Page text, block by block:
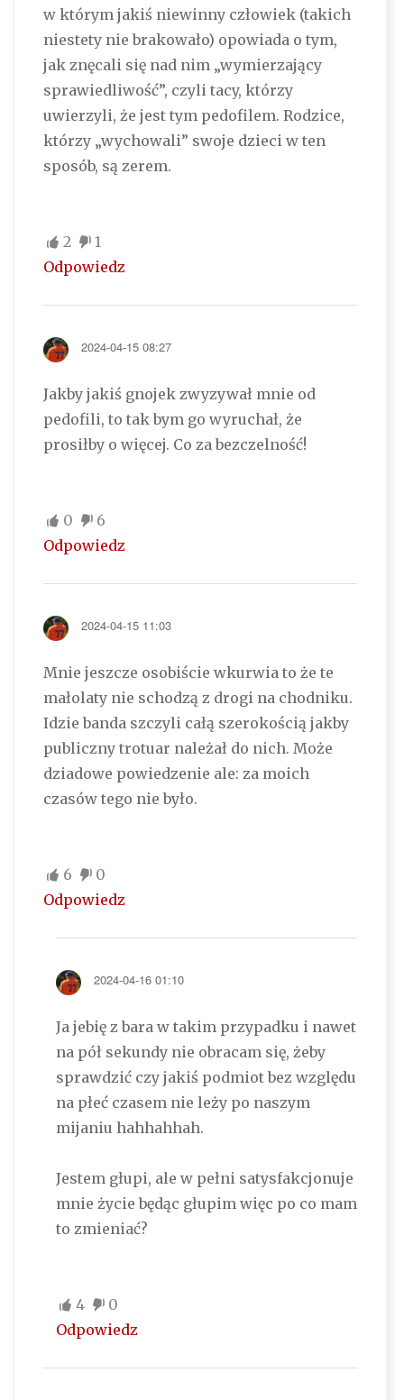
w którym jakiś niewinny człowiek (takich
niestety nie brakowało) opowiada o tym,
jak znęcali się nad nim „wymierzający
sprawiedliwość”, czyli tacy, którzy
uwierzyli, że jest tym pedofilem. Rodzice,
którzy „wychowali” swoje dzieci w ten
sposób, są zerem.
2
1
Odpowiedz
2024-04-15 08:27
Jakby jakiś gnojek zwyzywał mnie od
pedofili, to tak bym go wyruchał, że
prosiłby o więcej. Co za bezczelność!
0
6
Odpowiedz
2024-04-15 11:03
Mnie jeszcze osobiście wkurwia to że te
małolaty nie schodzą z drogi na chodniku.
Idzie banda szczyli całą szerokością jakby
publiczny trotuar należał do nich. Może
dziadowe powiedzenie ale: za moich
czasów tego nie było.
6
0
Odpowiedz
2024-04-16 01:10
Ja jebię z bara w takim przypadku i nawet
na pół sekundy nie obracam się, żeby
sprawdzić czy jakiś podmiot bez względu
na płeć czasem nie leży po naszym
mijaniu hahhahhah.
Jestem głupi, ale w pełni satysfakcjonuje
mnie życie będąc głupim więc po co mam
to zmieniać?
4
0
Odpowiedz